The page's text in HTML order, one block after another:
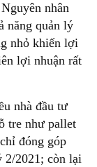
nhân
năng quản lý
nhỏ khiến lợi
lợi nhuận rất
nhà đầu tư
tre như pallet
đóng góp
2/2021; còn lại